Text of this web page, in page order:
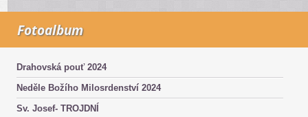
Fotoalbum
Drahovská pouť 2024
Neděle Božího Milosrdenství 2024
Sv. Josef- TROJDNÍ